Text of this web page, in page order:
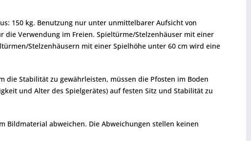
150 kg. Benutzung nur unter unmittelbarer Aufsicht von
die Verwendung im Freien. Spieltürme/Stelzenhäuser mit einer
Stelzenhäusern mit einer Spielhöhe unter 60 cm wird eine
Stabilität zu gewährleisten, müssen die Pfosten im Boden
und Alter des Spielgerätes) auf festen Sitz und Stabilität zu
Bildmaterial abweichen. Die Abweichungen stellen keinen